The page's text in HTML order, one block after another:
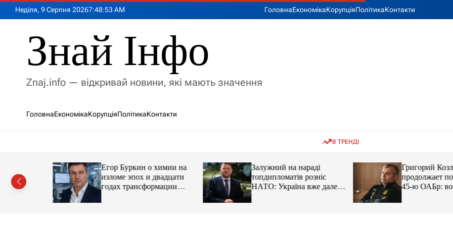
Неділя, 9 Серпня 20267:48:55 AM ГоловнаЕкономікаКорупціяПолітикаКонтакти
Знай Інфо
Znaj.info — відкривай новини, які мають значення
ГоловнаЕкономікаКорупціяПолітикаКонтакти
В ТРЕНДІ
із
Егор Буркин о химии на
изломе эпох и двадцати
годах трансформации
Залужний на нараді
топдипломатів розніс
НАТО: Україна вже далеко
попереду
Григорий
продолжает
45-ю ОАБр: